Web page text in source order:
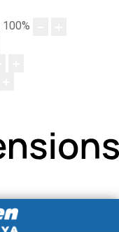
100%